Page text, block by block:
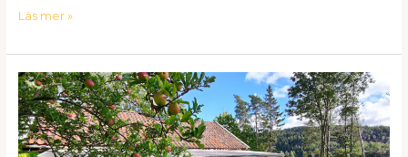
Läs mer »
Klubbstugan
stängd
19-
22